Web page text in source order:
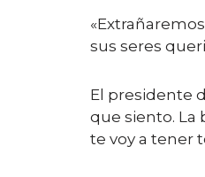
sus seres
El presidente
que siento. La
te voy a tener